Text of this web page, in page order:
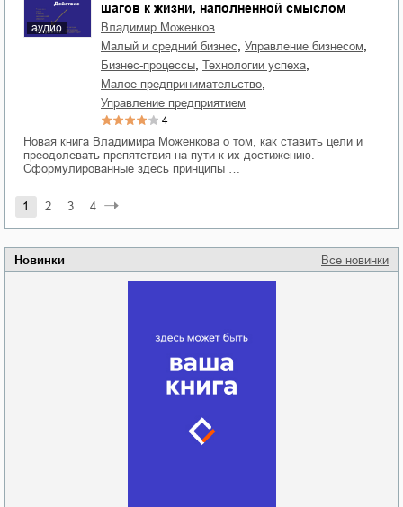
Новинки Все новинки
аудио
шагов к жизни, наполненной смыслом
Владимир Моженков
малый и средний бизнес
управление бизнесом
бизнес-процессы технологии успеха
малое предпринимательство
управление предприятием
4
Новая книга Владимира Моженкова о том, как ставить цели и
преодолевать препятствия на пути к их достижению.
Сформулированные здесь принципы …
1 2 3 4